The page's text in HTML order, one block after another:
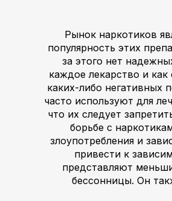
Рынок наркотиков
популярность этих
за этого нет
каждое лекарство и
каких-либо
часто используют для
что их следует
борьбе с
злоупотребления и
привести к
представляют
бессонницы. Он